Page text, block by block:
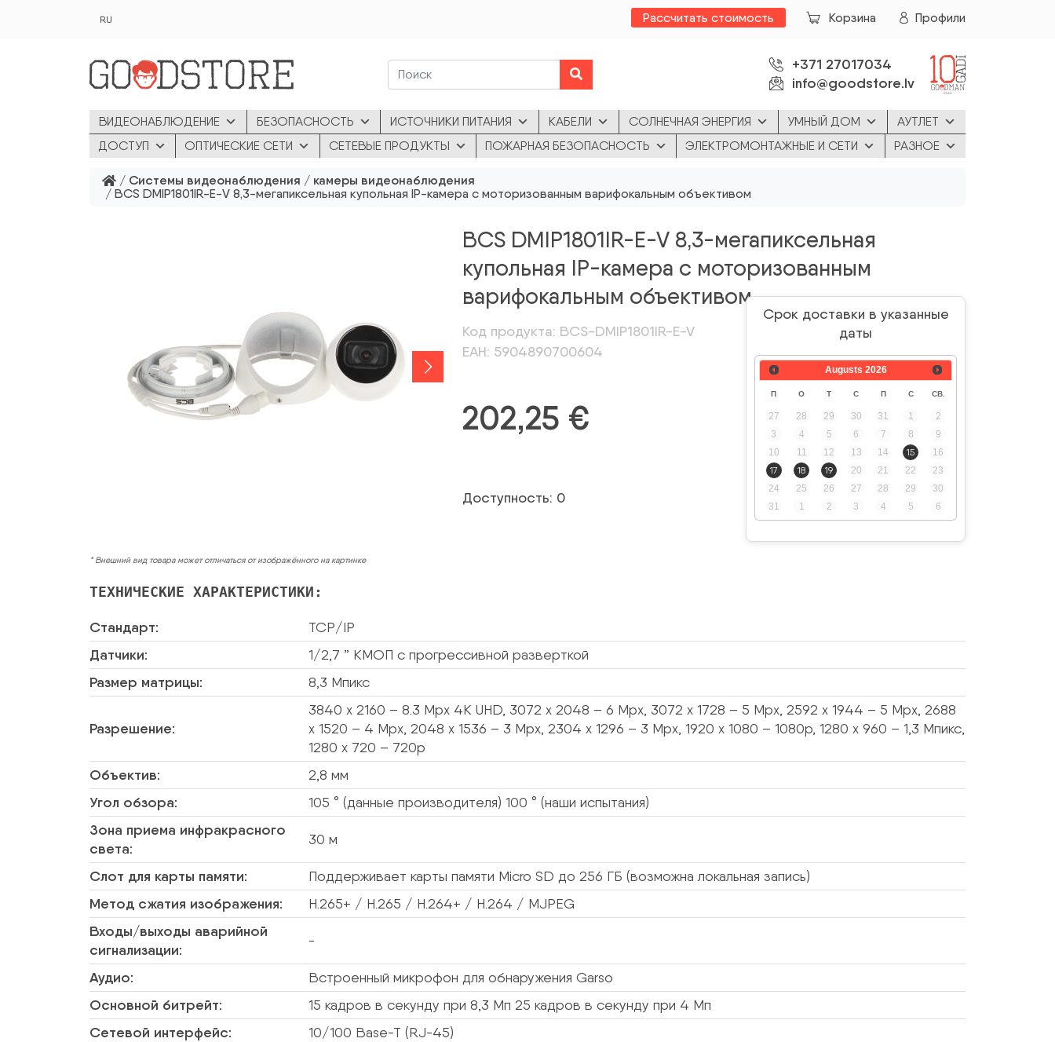
RU Рассчитать стоимость Корзина Профили
+371 27017034
info@goodstore.lv
ВИДЕОНАБЛЮДЕНИЕ БЕЗОПАСНОСТЬ ИСТОЧНИКИ ПИТАНИЯ КАБЕЛИ СОЛНЕЧНАЯ ЭНЕРГИЯ УМНЫЙ ДОМ
АУТЛЕТ
ДОСТУП
ОПТИЧЕСКИЕ СЕТИ СЕТЕВЫЕ ПРОДУКТЫ ПОЖАРНАЯ БЕЗОПАСНОСТЬ ЭЛЕКТРОМОНТАЖНЫЕ И СЕТИ РАЗНОЕ
/ Системы видеонаблюдения / камеры видеонаблюдения
/ BCS DMIP1801IR-E-V 8,3-мегапиксельная купольная IP-камера с моторизованным варифокальным объективом
* Внешний вид товара может отличаться от изображённого на картинке
BCS DMIP1801IR-E-V 8,3-мегапиксельная
купольная IP-камера с моторизованным
варифокальным объективом
Код продукта: BCS-DMIP1801IR-E-V
ЕАН: 5904890700604
Срок доставки в указанные
даты
Augusts 2026
П О Т С П С СВ.
27 28 29 30 31 1
2
3
4 5 6 7 8
9
10
11 12 13 14 15
16
17
18 19 20 21 22
23
24
25 26 27 28 29
30
31
1 2 3 4 5 6
202,25 €
Доступность: 0
ТЕХНИЧЕСКИЕ ХАРАКТЕРИСТИКИ:
Стандарт: TCP/IP
Датчики: 1/2,7 ” КМОП с прогрессивной разверткой
Размер матрицы: 8,3 Мпикс
Разрешение:
3840 x 2160 – 8.3 Mpx 4K UHD, 3072 x 2048 – 6 Mpx, 3072 x 1728 – 5 Mpx, 2592 x 1944 – 5 Mpx, 2688
x 1520 – 4 Mpx, 2048 x 1536 – 3 Mpx, 2304 x 1296 – 3 Mpx, 1920 x 1080 – 1080p, 1280 x 960 – 1,3 Мпикс,
1280 x 720 – 720p
Объектив: 2,8 мм
Угол обзора: 105 ° (данные производителя) 100 ° (наши испытания)
Зона приема инфракрасного
света:
30 м
Слот для карты памяти: Поддерживает карты памяти Micro SD до 256 ГБ (возможна локальная запись)
Метод сжатия изображения: H.265+ / H.265 / H.264+ / H.264 / MJPEG
Входы/выходы аварийной
сигнализации:
-
Аудио: Встроенный микрофон для обнаружения Garso
Основной битрейт: 15 кадров в секунду при 8,3 Мп 25 кадров в секунду при 4 Мп
Сетевой интерфейс: 10/100 Base-T (RJ-45)